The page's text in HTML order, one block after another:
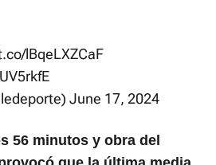
lBqeLXZCaF
June 17, 2024
56 minutos y obra del